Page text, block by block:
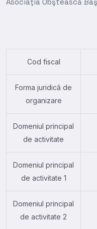
Cod fiscal
Forma juridică de
organizare
Domeniul principal
de activitate
Domeniul principal
de activitate 1
Domeniul principal
de activitate 2